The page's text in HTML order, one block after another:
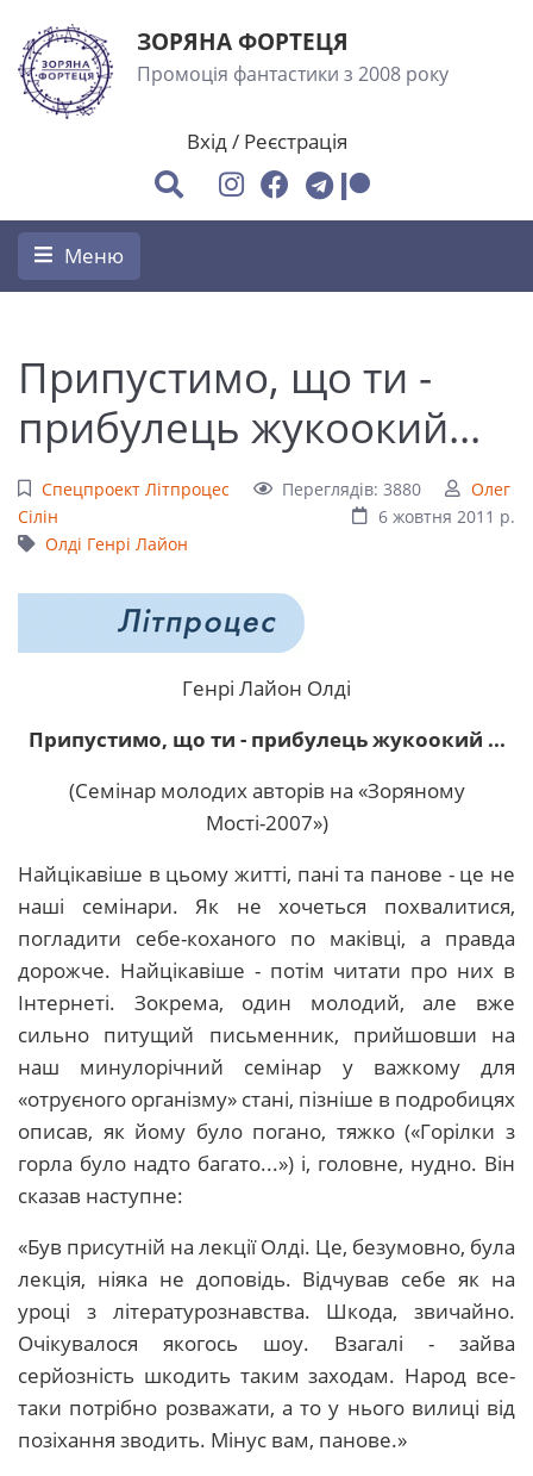
ЗОРЯНА ФОРТЕЦЯ
Промоція фантастики з 2008 року
Вхід/ Реєстрація
Меню
Припустимо, що ти -
прибулець жукоокий...
Спецпроект Літпроцес Переглядів: 3880
Олег
Сілін
6 жовтня 2011 р.
Олді Генрі Лайон
Генрі Лайон Олді
Припустимо, що ти - прибулець жукоокий ...
(Семінар молодих авторів на «Зоряному
Мості-2007»)
Найцікавіше в цьому житті, пані та панове - це не
наші семінари. Як не хочеться похвалитися,
погладити себе-коханого по маківці, а правда
дорожче. Найцікавіше - потім читати про них в
Інтернеті. Зокрема, один молодий, але вже
сильно питущий письменник, прийшовши на
наш минулорічний семінар у важкому для
«отруєного організму» стані, пізніше в подробицях
описав, як йому було погано, тяжко («Горілки з
горла було надто багато...») і, головне, нудно. Він
сказав наступне:
«Був присутній на лекції Олді. Це, безумовно, була
лекція, ніяка не доповідь. Відчував себе як на
уроці з літературознавства. Шкода, звичайно.
Очікувалося якогось шоу. Взагалі - зайва
серйозність шкодить таким заходам. Народ все-
таки потрібно розважати, а то у нього вилиці від
позіхання зводить. Мінус вам, панове.»